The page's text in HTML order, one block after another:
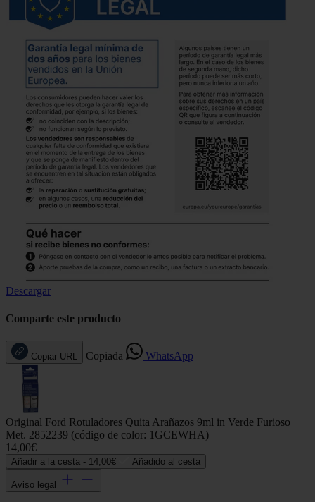
Descargar
Comparte este producto
Copiar URL Copiada WhatsApp
Original Ford Rotuladores Quita Arañazos 9ml in Verde Furioso
Met. 2852239 (código de color: 1GCEWHA)
14,00€
Añadir a la cesta - 14,00€ Añadido al cesta
Aviso legal